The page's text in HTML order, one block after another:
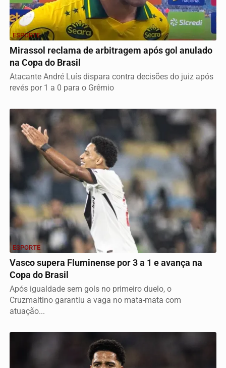
ESPORTE
Mirassol reclama de arbitragem após gol anulado
na Copa do Brasil
Atacante André Luís dispara contra decisões do juiz após
revés por 1 a 0 para o Grêmio
ESPORTE
Vasco supera Fluminense por 3 a 1 e avança na
Copa do Brasil
Após igualdade sem gols no primeiro duelo, o
Cruzmaltino garantiu a vaga no mata-mata com
atuação...